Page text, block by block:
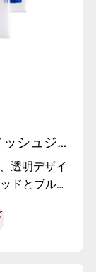
ダブルステッチエッジ付きPVCメッシュジップバッグ - MFO-106
透明デザイ
ドとブルー